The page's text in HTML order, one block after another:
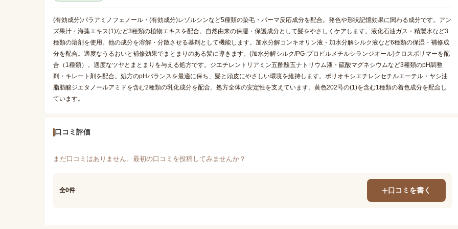
(有効成分)パラアミノフェノール・(有効成分)レゾルシンなど5種類の染毛・パーマ反応成分を配合。発色や形状記憶効果に関わる成分です。アン
ズ果汁・海藻エキス(1)など3種類の植物エキスを配合。自然由来の保湿・保護成分として髪をやさしくケアします。液化石油ガス・精製水など3
種類の溶剤を使用。他の成分を溶解・分散させる基剤として機能します。加水分解コンキオリン液・加水分解シルク液など6種類の保湿・補修成
分を配合。適度なうるおいと補修効果でまとまりのある髪に導きます。(加水分解シルク/PG-プロピルメチルシランジオール)クロスポリマーを配
合（1種類）。適度なツヤとまとまりを与える処方です。ジエチレントリアミン五酢酸五ナトリウム液・硫酸マグネシウムなど3種類のpH調整
剤・キレート剤を配合。処方のpHバランスを最適に保ち、髪と頭皮にやさしい環境を維持します。ポリオキシエチレンセチルエーテル・ヤシ油
脂肪酸ジエタノールアミドを含む2種類の乳化成分を配合。処方全体の安定性を支えています。黄色202号の(1)を含む1種類の着色成分を配合し
ています。
口コミ評価
まだ口コミはありません。最初の口コミを投稿してみませんか？
全0件 口コミを書く